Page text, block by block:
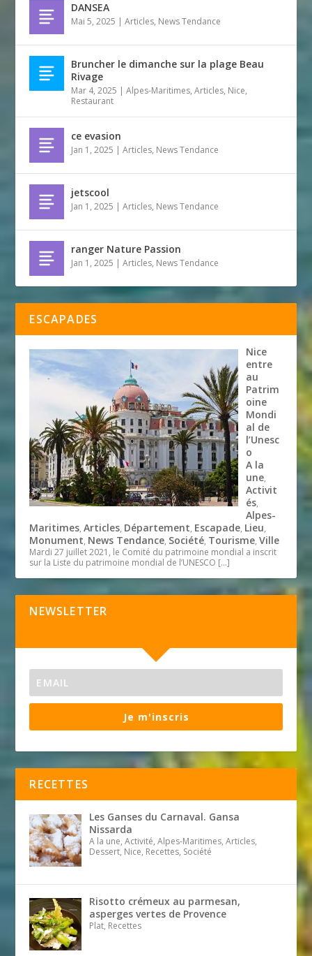
DANSEA
Mai 5, 2025 |Articles, News Tendance
Bruncher le dimanche sur la plage Beau
Rivage
Mar 4, 2025 |Alpes-Maritimes,Articles, Nice,
Restaurant
ce evasion
Jan 1, 2025 |Articles, News Tendance
jetscool
Jan 1, 2025 |Articles, News Tendance
ranger Nature Passion
Jan 1, 2025 |Articles, News Tendance
ESCAPADES
Nice
entre
au
Patrim
oine
Mondi
al de
l’Unesc
o
A la
une,
Activit
és,
Alpes-
Maritimes,Articles, Département, Escapade, Lieu,
Monument, News Tendance, Société, Tourisme,Ville
Mardi 27 juillet 2021, le Comité du patrimoine mondial a inscrit
sur la Liste du patrimoine mondial de l’UNESCO […]
NEWSLETTER
Je m'inscris
RECETTES
Les Ganses du Carnaval. Gansa
Nissarda
A la une, Activité, Alpes-Maritimes, Articles,
Dessert, Nice, Recettes, Société
Risotto crémeux au parmesan,
asperges vertes de Provence
Plat, Recettes